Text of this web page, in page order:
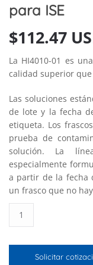
para ISE
$112.47
La HI4010-01 es
calidad superior
Las soluciones
de lote y la fecha
etiqueta. Los
prueba de
solución. La
especialmente
a partir de la fecha
un frasco que no
estándar
fluoruro
Solicitar